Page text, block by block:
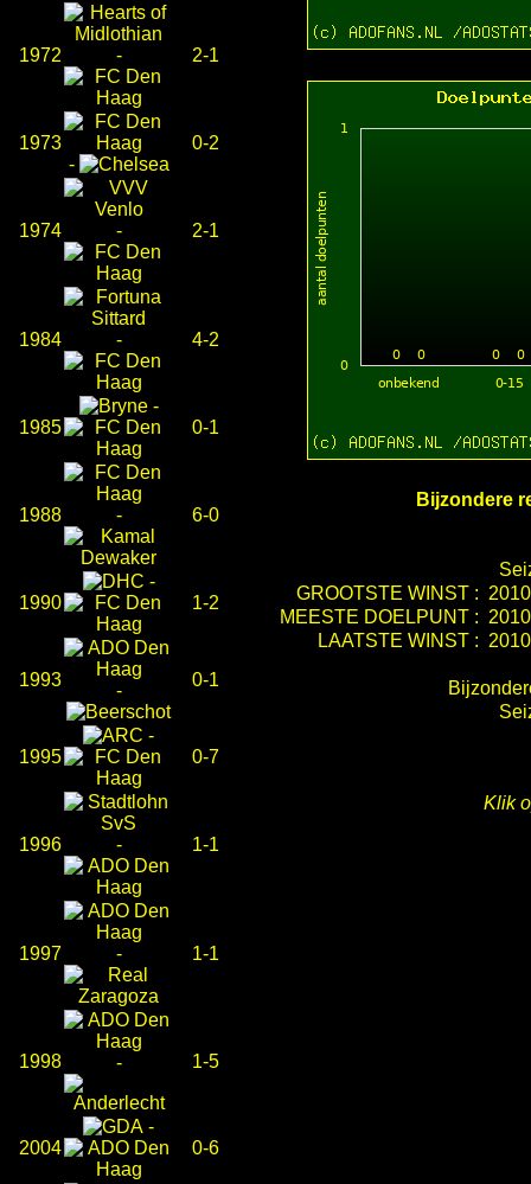
1972 - 2-1
1973
-
0-2
1974 - 2-1
1984 - 4-2
1985
-
0-1
1988 - 6-0
1990
-
1-2
1993
-
0-1
1995
-
0-7
1996 - 1-1
1997 - 1-1
1998 - 1-5
2004
-
0-6
Bijzondere
GROOTSTE WINST :
MEESTE DOELPUNT :
LAATSTE WINST :
Klik